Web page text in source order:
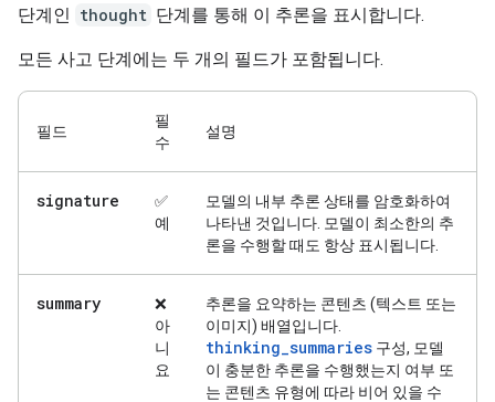
단계인 thought 단계를 통해 이 추론을 표시합니다.
모든 사고 단계에는 두 개의 필드가 포함됩니다.
필드
필
수
설명
signature
✅
예
모델의 내부 추론 상태를 암호화하여
나타낸 것입니다. 모델이 최소한의 추
론을 수행할 때도 항상 표시됩니다.
summary
❌
아
니
요
추론을 요약하는 콘텐츠 (텍스트 또는
이미지) 배열입니다.
thinking_summaries 구성, 모델
이 충분한 추론을 수행했는지 여부 또
는 콘텐츠 유형에 따라 비어 있을 수